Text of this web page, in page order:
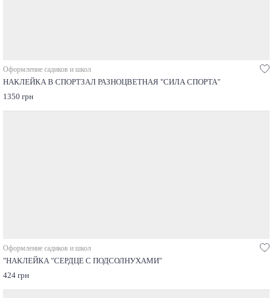
Оформление садиков и школ
НАКЛЕЙКА В СПОРТЗАЛ РАЗНОЦВЕТНАЯ "СИЛА СПОРТА"
1350 грн
Оформление садиков и школ
"НАКЛЕЙКА "СЕРДЦЕ С ПОДСОЛНУХАМИ"
424 грн